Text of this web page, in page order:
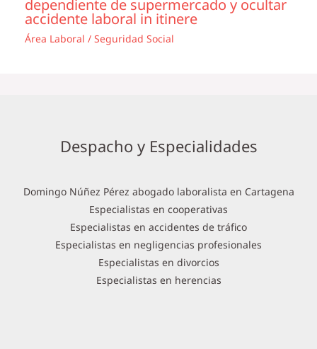
dependiente de supermercado y ocultar
accidente laboral in itinere
Área Laboral / Seguridad Social
Despacho y Especialidades
Domingo Núñez Pérez abogado laboralista en Cartagena
Especialistas en cooperativas
Especialistas en accidentes de tráfico
Especialistas en negligencias profesionales
Especialistas en divorcios
Especialistas en herencias